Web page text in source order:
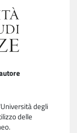
degli
delle